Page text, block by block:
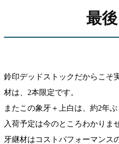
最
鈴印デッドストックだからこそ
材は、2本限定です。
またこの象牙＋上白は、約2年
入荷予定は今のところわかりま
牙継材はコストパフォーマンス